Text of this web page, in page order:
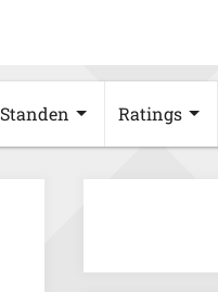
Standen Ratings